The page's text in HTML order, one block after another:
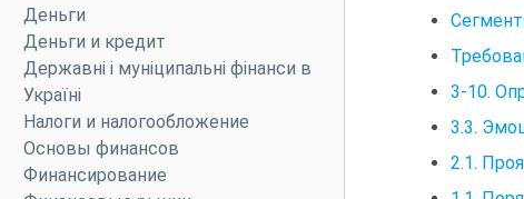
Деньги
Деньги и кредит
Державні і муніципальні фінанси в
Україні
Налоги и налогообложение
Основы финансов
Финансирование
3-10.
3.3.
2.1.